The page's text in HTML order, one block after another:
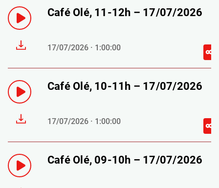
Café Olé, 11-12h – 17/07/2026
17/07/2026 · 1:00:00
Café Olé, 10-11h – 17/07/2026
17/07/2026 · 1:00:00
Café Olé, 09-10h – 17/07/2026